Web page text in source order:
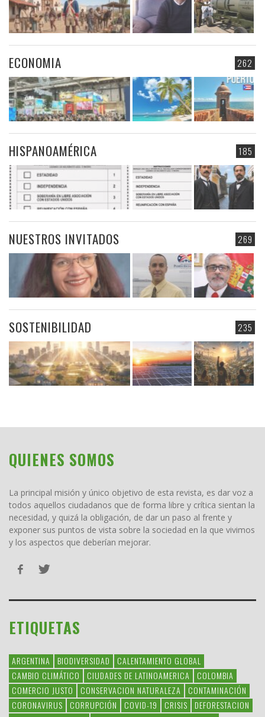
262
ECONOMIA
185
HISPANOAMÉRICA
269
NUESTROS INVITADOS
235
SOSTENIBILIDAD
QUIENES SOMOS
La principal misión y único objetivo de esta revista, es dar voz a
todos aquellos ciudadanos que de forma libre y crítica sientan la
necesidad, y quizá la obligación, de dar un paso al frente y
exponer sus puntos de vista sobre la sociedad en la que vivimos
y los aspectos que deberían mejorar.
ETIQUETAS
ARGENTINA BIODIVERSIDAD
CALENTAMIENTO GLOBAL
CAMBIO CLIMÁTICO
CIUDADES DE LATINOAMERICA
COLOMBIA
COMERCIO JUSTO
CONSERVACION NATURALEZA
CONTAMINACIÓN
CORONAVIRUS
CORRUPCIÓN COVID-19 CRISIS
DEFORESTACION